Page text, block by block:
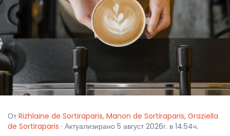
От Rizhlaine de Sortiraparis, Manon de Sortiraparis, Graziella
de Sortiraparis · Актуализирано 5 август 2026г. в 14:54ч.